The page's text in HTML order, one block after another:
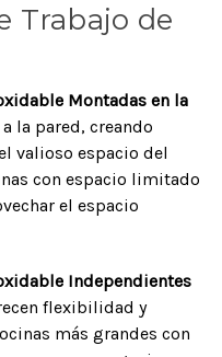
Trabajo de
Montadas en la
la pared, creando
valioso espacio del
con espacio limitado
el espacio
Independientes
flexibilidad y
más grandes con